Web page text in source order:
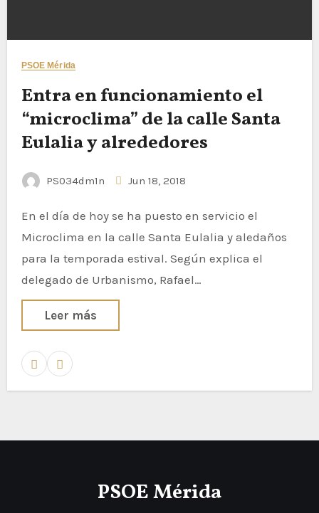
PSOE Mérida
Entra en funcionamiento el
“microclima” de la calle Santa
Eulalia y alrededores
PS034dm1n Jun 18, 2018
En el día de hoy se ha puesto en servicio el
Microclima en la calle Santa Eulalia y aledaños
para la temporada estival. Según explica el
delegado de Urbanismo, Rafael…
Leer más
PSOE Mérida